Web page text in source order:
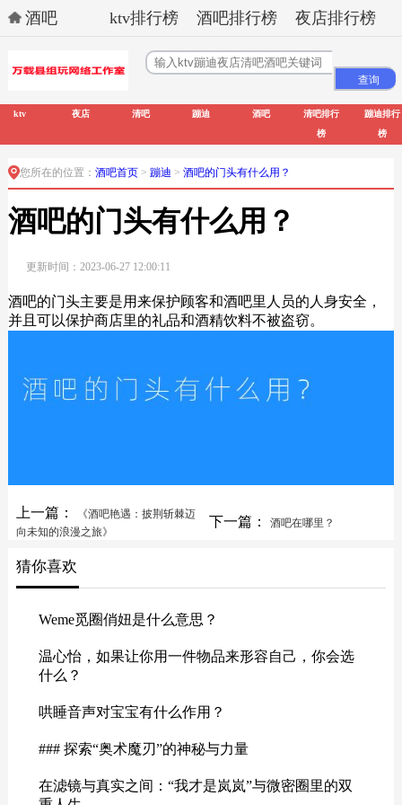
酒吧 ktv排行榜 酒吧排行榜 夜店排行榜
ktv 夜店 清吧 蹦迪 酒吧
清吧排行
榜
蹦迪排行
榜
您所在的位置： 酒吧首页> 蹦迪 > 酒吧的门头有什么用？
酒吧的门头有什么用？
更新时间：2023-06-27 12:00:11
酒吧的门头主要是用来保护顾客和酒吧里人员的人身安全，
并且可以保护商店里的礼品和酒精饮料不被盗窃。
上一篇：
《酒吧艳遇：披荆斩棘迈
向未知的浪漫之旅》
下一篇： 酒吧在哪里？
猜你喜欢
Weme觅圈俏妞是什么意思？
温心怡，如果让你用一件物品来形容自己，你会选
什么？
哄睡音声对宝宝有什么作用？
### 探索“奥术魔刃”的神秘与力量
在滤镜与真实之间：“我才是岚岚”与微密圈里的双